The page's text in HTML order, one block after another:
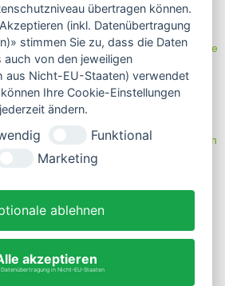
genießen
Biowein in unserem Blog oder Folgen Sie
Sortiment an Biowein, Biospirituosen
Ihnen u.a. folgende
(DE)
(DE)
übertragen können.
(inkl. Datenübertragung
stimmen Sie zu, dass die Daten
von den jeweiligen
aus Nicht-EU-Staaten) verwendet
Ihre Cookie-Einstellungen
ändern.
Funktional
Marketing
ablehnen
akzeptieren
in Nicht-EU-Staaten